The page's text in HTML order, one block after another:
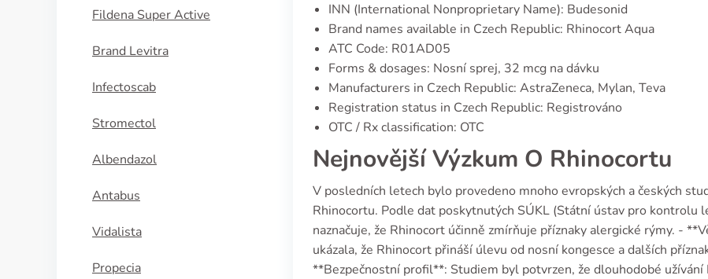
Fildena Super Active
Brand Levitra
Infectoscab
Stromectol
Albendazol
Antabus
Vidalista
Propecia
INN (International Nonproprietary Name): Budesonid
Brand names available in Czech Republic: Rhinocort Aqua
ATC Code: R01AD05
Forms & dosages: Nosní sprej, 32 mcg na dávku
Manufacturers in Czech Republic: AstraZeneca, Mylan, Teva
Registration status in Czech Republic: Registrováno
OTC / Rx classification: OTC
Nejnovější Výzkum O Rhinocortu
V posledních letech bylo provedeno mnoho evropských a českých
Rhinocortu. Podle dat poskytnutých SÚKL (Státní ústav pro kontrolu
naznačuje, že Rhinocort účinně zmírňuje příznaky alergické rýmy. -
ukázala, že Rhinocort přináší úlevu od nosní kongesce a dalších
**Bezpečnostní profil**: Studiem byl potvrzen, že dlouhodobé